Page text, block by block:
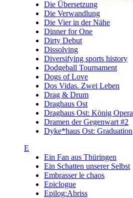
Die Übersetzung
Die Verwandlung
Die Vier in der Nähe
Dinner for One
Dirty Debut
Dissolving
Diversifying sports history
Dodgeball Tournament
Dogs of Love
Dos Vidas. Zwei Leben
Drag & Drum
Draghaus Ost
Draghaus Ost: König Opera
Dramen der Gegenwart #2
Dyke*haus Ost: Graduation
E
Ein Fan aus Thüringen
Ein Schatten unserer Selbst
Embrasser le chaos
Epiclogue
Epilog:Abriss